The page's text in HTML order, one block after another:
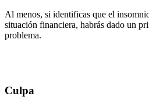
Al menos, si identificas que el
situación financiera, habrás dado un
problema.
Culpa